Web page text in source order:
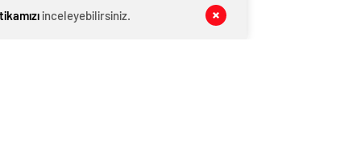
Zekeriya Ünlü Kimdir?
inceleyebilirsiniz.